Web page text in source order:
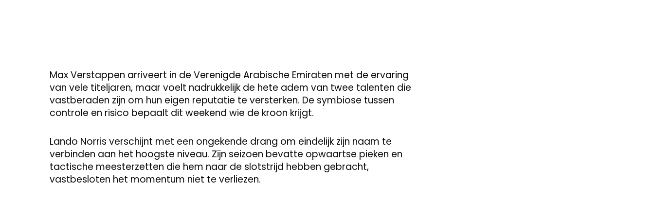
Max Verstappen arriveert in de Verenigde Arabische Emiraten met de ervaring
van vele titeljaren, maar voelt nadrukkelijk de hete adem van twee talenten die
vastberaden zijn om hun eigen reputatie te versterken. De symbiose tussen
controle en risico bepaalt dit weekend wie de kroon krijgt.
Lando Norris verschijnt met een ongekende drang om eindelijk zijn naam te
verbinden aan het hoogste niveau. Zijn seizoen bevatte opwaartse pieken en
tactische meesterzetten die hem naar de slotstrijd hebben gebracht,
vastbesloten het momentum niet te verliezen.